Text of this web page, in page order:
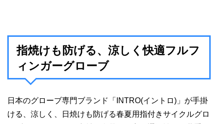
指焼けも防げる、涼しく快適フルフ
ィンガーグローブ
日本のグローブ専門ブランド「INTRO(イントロ)」が手掛
ける、涼しく、日焼けも防げる春夏用指付きサイクルグロ